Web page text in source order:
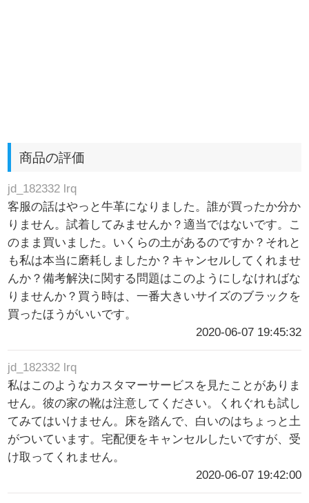
商品の評価
jd_182332 lrq
客服の話はやっと牛革になりました。誰が買ったか分か
りません。試着してみませんか？適当ではないです。こ
のまま買いました。いくらの土があるのですか？それと
も私は本当に磨耗しましたか？キャンセルしてくれませ
んか？備考解決に関する問題はこのようにしなければな
りませんか？買う時は、一番大きいサイズのブラックを
買ったほうがいいです。
2020-06-07 19:45:32
jd_182332 lrq
私はこのようなカスタマーサービスを見たことがありま
せん。彼の家の靴は注意してください。くれぐれも試し
てみてはいけません。床を踏んで、白いのはちょっと土
がついています。宅配便をキャンセルしたいですが、受
け取ってくれません。
2020-06-07 19:42:00